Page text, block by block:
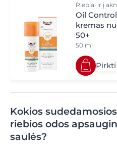
Riebiai ir į
Oil
kremas
50+
50 ml
Pirkti
Kokios
riebios odos
saulės?